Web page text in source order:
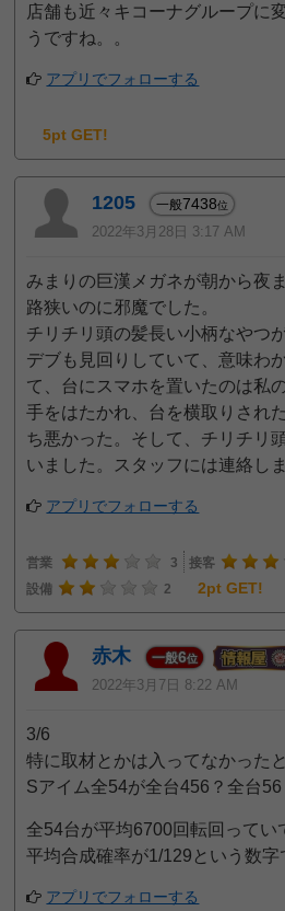
店舗も近々キコーナグループに
うですね。。
アプリでフォローする
5pt GET!
1205 一般7438位
2022年3月28日 3:17 AM
みまりの巨漢メガネが朝から夜
路狭いのに邪魔でした。
チリチリ頭の髪長い小柄なやつ
デブも見回りしていて、意味わ
て、台にスマホを置いたのは私
手をはたかれ、台を横取りされ
ち悪かった。そして、チリチリ
いました。スタッフには連絡し
アプリでフォローする
営業 3 接客
設備
2 2pt GET!
赤木 一般6位
2022年3月7日 8:22 AM
3/6
特に取材とかは入ってなかった
Sアイム全54が全台456？全台56
全54台が平均6700回転回ってい
平均合成確率が1/129という数字
アプリでフォローする